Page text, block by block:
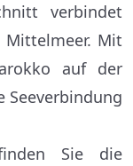
verbindet
Mit
auf der
Seeverbindung
Sie die